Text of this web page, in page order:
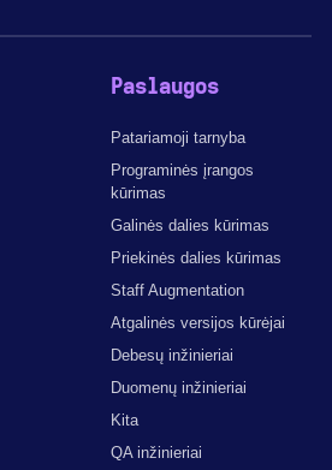
Paslaugos
Patariamoji tarnyba
Programinės įrangos
kūrimas
Galinės dalies kūrimas
Priekinės dalies kūrimas
Staff Augmentation
Atgalinės versijos kūrėjai
Debesų inžinieriai
Duomenų inžinieriai
Kita
QA inžinieriai